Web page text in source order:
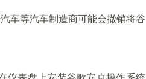
车等汽车制造商可能会撤销将谷